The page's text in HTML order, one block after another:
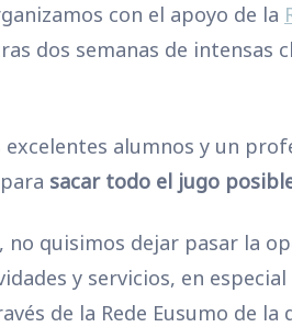
con el apoyo de la
dos semanas de intensas
alumnos y un
sacar todo el jugo
quisimos dejar pasar la
y servicios, en
de la Rede Eusumo de